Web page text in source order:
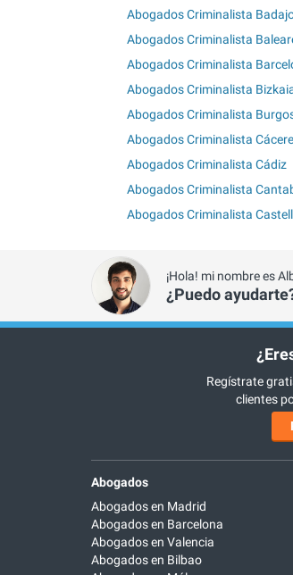
Abogados Criminalista
Abogados Criminalista
Abogados Criminalista
Abogados Criminalista
Abogados Criminalista
Abogados Criminalista
Abogados Criminalista Cádiz
Abogados Criminalista
Abogados Criminalista
¡Hola! mi nombre es
¿Puedo
Regístrate
clientes
Abogados
Abogados en Madrid
Abogados en Barcelona
Abogados en Valencia
Abogados en Bilbao